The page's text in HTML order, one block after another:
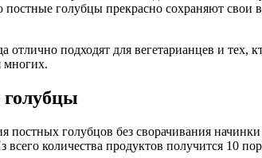
голубцы прекрасно сохраняют свои
отлично подходят для вегетарианцев и
постных голубцов без сворачивания
всего количества продуктов получится 10